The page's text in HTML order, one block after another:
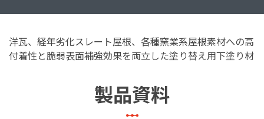
洋瓦、経年劣化スレート屋根、各種窯業系屋根素材への高
付着性と脆弱表面補強効果を両立した塗り替え用下塗り材
製品資料